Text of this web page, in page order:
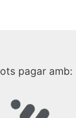
pagar amb: